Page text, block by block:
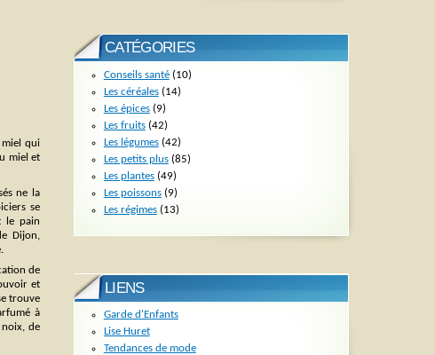
miel qui
miel et
ne la
se
le pain
Dijon,
de
et
trouve
à
de
CATÉGORIES
Conseils santé(10)
Les céréales(14)
Les épices(9)
Les fruits(42)
Les légumes(42)
Les petits plus(85)
Les plantes(49)
Les poissons(9)
Les régimes(13)
LIENS
Garde d'Enfants
Lise Huret
Tendances de mode